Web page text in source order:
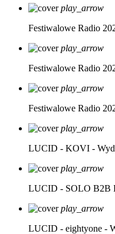
play_arrow
Festiwalowe Radio
play_arrow
Festiwalowe Radio
play_arrow
Festiwalowe Radio
play_arrow
LUCID - KOVI -
play_arrow
LUCID - SOLO B2B
play_arrow
LUCID - eightyone -